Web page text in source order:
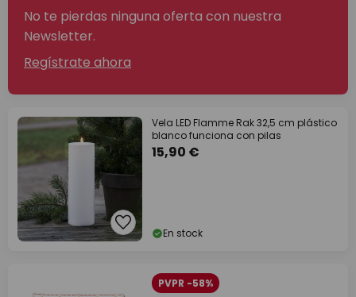
No te pierdas ninguna oferta con nuestra
Newsletter.
Regístrate ahora
Vela LED Flamme Rak 32,5 cm plástico
blanco funciona con pilas
15,90 €
En stock
PVPR -58%